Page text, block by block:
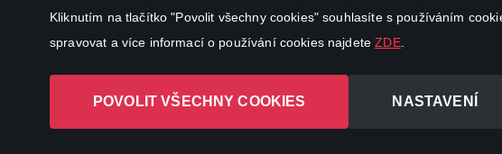
Kliknutím na tlačítko "Povolit všechny cookies" souhlasíte s používáním
spravovat a více informací o používání cookies najdeteZDE.
POVOLIT VŠECHNY COOKIES NASTAVENÍ